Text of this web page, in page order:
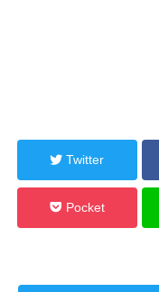
Twitter
Pocket